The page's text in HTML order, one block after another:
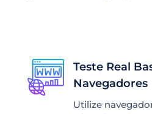
Teste Real
Navegadores
Utilize